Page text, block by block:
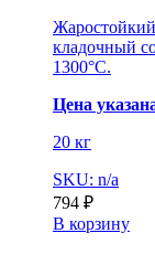
кладочный
1300°С.
Цена
20 кг
SKU: n/a
794 ₽
В корзину